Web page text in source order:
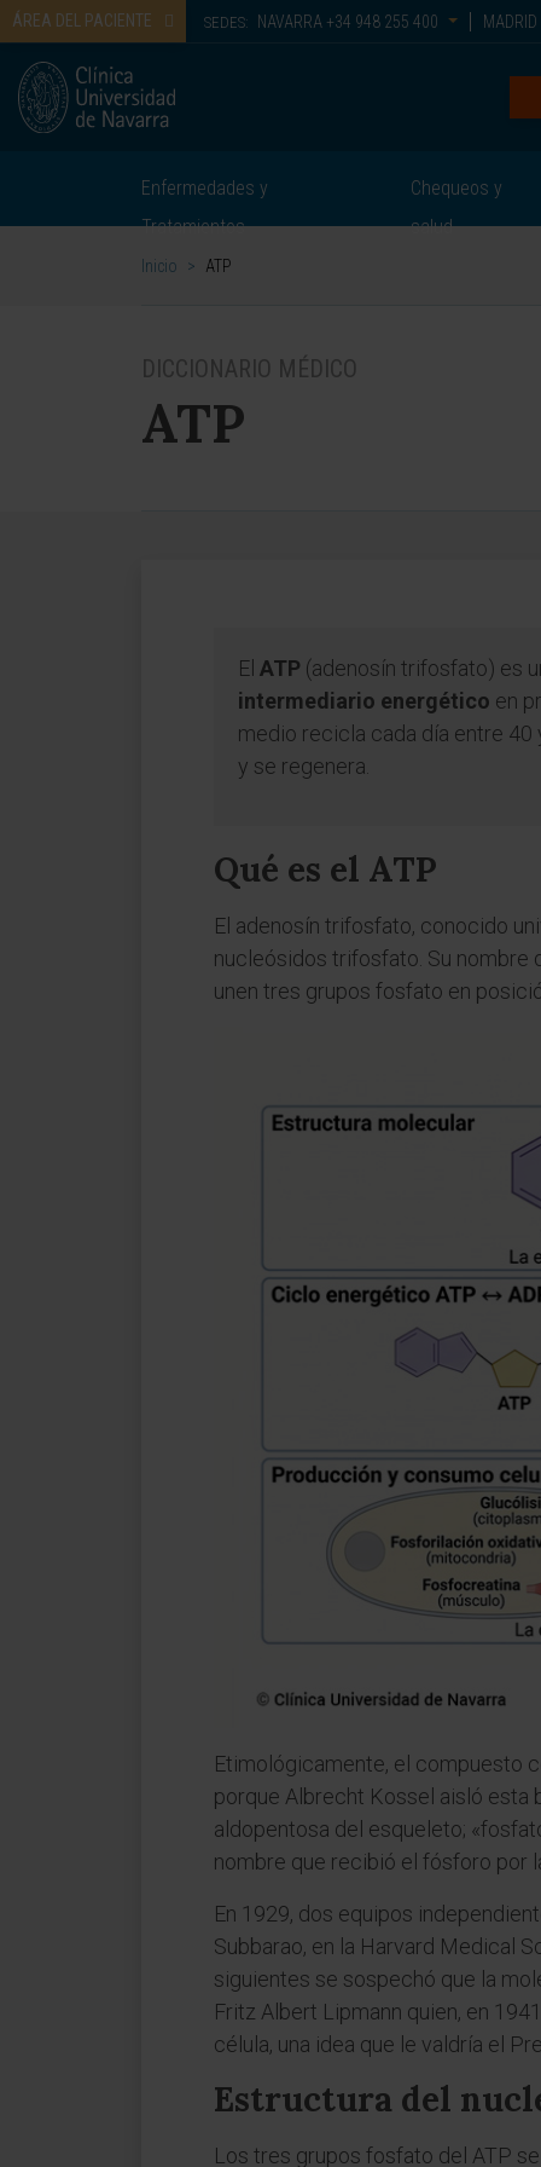
ÁREA DEL PACIENTE SEDES: NAVARRA +34 948 255 400 MADRID
Enfermedades y
Tratamientos
Chequeos y
salud
Inicio > ATP
DICCIONARIO MÉDICO
ATP
El ATP (adenosín trifosfato) es
intermediario energético en
medio recicla cada día entre 40
y se regenera.
Qué es el ATP
El adenosín trifosfato, conocido
nucleósidos trifosfato. Su nombre
unen tres grupos fosfato en
Etimológicamente, el compuesto
porque Albrecht Kossel aisló esta
aldopentosa del esqueleto;
nombre que recibió el fósforo por
En 1929, dos equipos
Subbarao, en la Harvard Medical
siguientes se sospechó que la
Fritz Albert Lipmann quien, en
célula, una idea que le valdría el
Estructura del
Los tres grupos fosfato del ATP